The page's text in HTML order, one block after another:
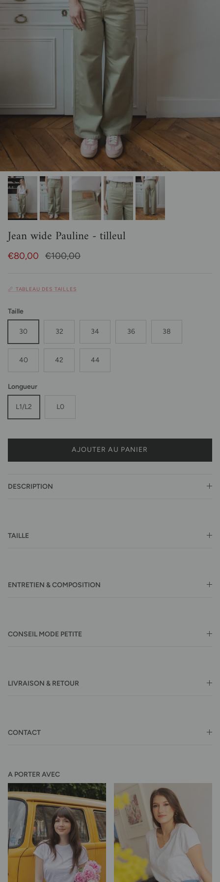
Jean wide Pauline - tilleul
Prix soldé
€80,00 Prix habituel
€100,00
📏 TABLEAU DES TAILLES
Taille
30 32 34 36 38
40 42 44
Longueur
L1/L2 L0
AJOUTER AU PANIER
DESCRIPTION
TAILLE
ENTRETIEN & COMPOSITION
CONSEIL MODE PETITE
LIVRAISON & RETOUR
CONTACT
A PORTER AVEC